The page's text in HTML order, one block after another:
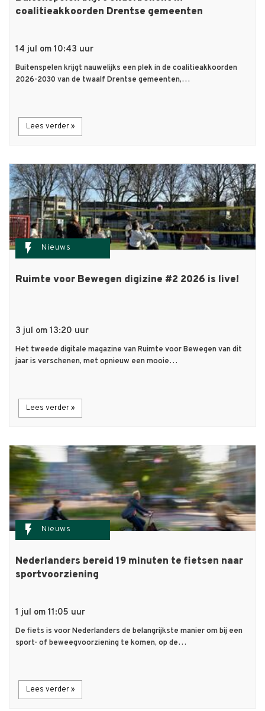
coalitieakkoorden Drentse gemeenten
14 jul om 10:43 uur
Buitenspelen krijgt nauwelijks een plek in de coalitieakkoorden
2026-2030 van de twaalf Drentse gemeenten,…
Lees verder »
flash_on Nieuws
Ruimte voor Bewegen digizine #2 2026 is live!
3 jul om 13:20 uur
Het tweede digitale magazine van Ruimte voor Bewegen van dit
jaar is verschenen, met opnieuw een mooie…
Lees verder »
flash_on Nieuws
Nederlanders bereid 19 minuten te fietsen naar
sportvoorziening
1 jul om 11:05 uur
De fiets is voor Nederlanders de belangrijkste manier om bij een
sport- of beweegvoorziening te komen, op de…
Lees verder »